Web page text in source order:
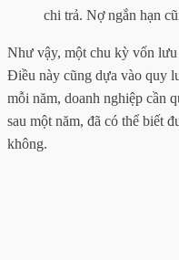
chi trả. Nợ ngắn hạn
Như vậy, một chu kỳ vốn
Điều này cũng dựa vào quy
mỗi năm, doanh nghiệp cần
sau một năm, đã có thể biết
không.